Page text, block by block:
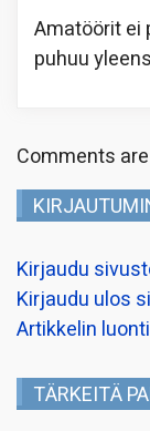
Amatöörit ei
puhuu
Comments
Kirjaudu
Kirjaudu ulos
Artikkelin luonti
TÄRKEITÄ